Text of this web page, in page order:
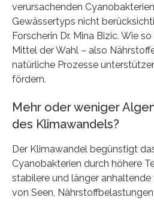
verursachenden
Gewässertyps nicht
Forscherin Dr. Mina Bizic. Wie
Mittel der Wahl – also
natürliche Prozesse
fördern.
Mehr oder weniger
des Klimawandels?
Der Klimawandel begünstigt
Cyanobakterien durch höhere
stabilere und länger
von Seen,